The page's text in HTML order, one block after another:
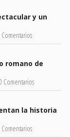
y un
Comentarios
romano de
Comentarios
la historia
Comentarios